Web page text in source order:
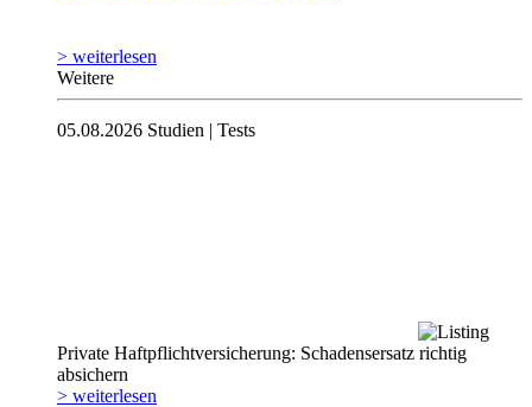
> weiterlesen
Weitere
05.08.2026 Studien | Tests
Private Haftpflicht­versicherung: Schadensersatz richtig
absichern
> weiterlesen